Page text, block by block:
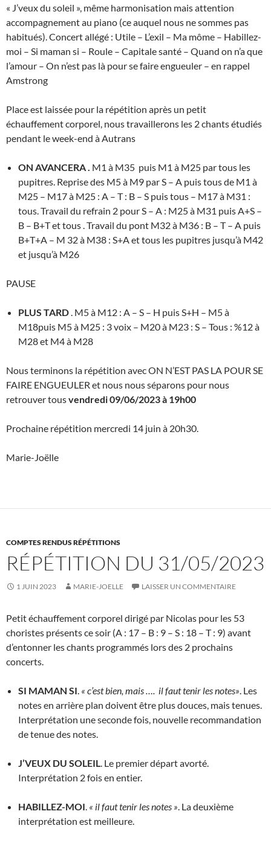
« J’veux du soleil », même harmonisation mais attention
accompagnement au piano (ce auquel nous ne sommes pas
habitués). Concert allégé : Utile – L’exil – Ma môme – Habillez-
moi – Si maman si – Roule – Capitale santé – Quand on n’a que
l’amour – On n’est pas là pour se faire engueuler – en rappel
Amstrong
Place est laissée pour la répétition après un petit
échauffement corporel, nous travaillerons les 2 chants étudiés
pendant le week-end à Autrans
ON AVANCERA . M1 à M35 puis M1 à M25 par tous les
pupitres. Reprise des M5 à M9 par S – A puis tous de M1 à
M25 – M17 à M25 : A – T : B – S puis tous – M17 à M31 :
tous. Travail du refrain 2 pour S – A : M25 à M31 puis A+S –
B – B+T et tous . Travail du pont M32 à M36 : B – T – A puis
B+T+A – M 32 à M38 : S+A et tous les pupitres jusqu’à M42
et jusqu’à M26
PAUSE
PLUS TARD. M5 à M12 : A – S – H puis S+H – M5 à
M18puis M5 à M25 : 3 voix – M20 à M23 : S – Tous : %12 à
M28 et M4 à M28
Nous terminons la répétition avec ON N’EST PAS LA POUR SE
FAIRE ENGUEULER et nous nous séparons pour nous
retrouver tousvendredi 09/06/2023 à 19h00
Prochaine répétition mercredi 14 juin à 20h30.
Marie-Joëlle
COMPTES RENDUS RÉPÉTITIONS
RÉPÉTITION DU 31/05/2023
1 JUIN 2023 MARIE-JOELLE LAISSER UN COMMENTAIRE
Petit échauffement corporel dirigé par Nicolas pour les 53
choristes présents ce soir (A : 17 – B : 9 – S : 18 – T : 9) avant
d’entonner les chants programmés lors des 2 prochains
concerts.
SI MAMAN SI. « c’est bien, mais …. il faut tenir les notes». Les
notes en arrière plan doivent être plus douces, mais tenues.
Interprétation une seconde fois, nouvelle recommandation
de tenue des notes.
J’VEUX DU SOLEIL. Le premier départ avorté.
Interprétation 2 fois en entier.
HABILLEZ-MOI. « il faut tenir les notes ». La deuxième
interprétation est meilleure.